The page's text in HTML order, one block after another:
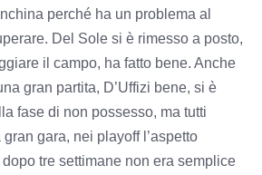
perché ha un problema al
Del Sole si è rimesso a posto,
il campo, ha fatto bene. Anche
gran partita, D’Uffizi bene, si è
fase di non possesso, ma tutti
gara, nei playoff l’aspetto
tre settimane non era semplice